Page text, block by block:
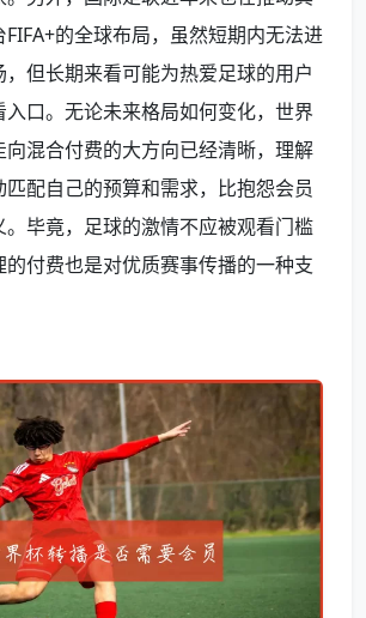
FIFA+的全球布局，虽然短期内无法进
但长期来看可能为热爱足球的用户
口。无论未来格局如何变化，世界
混合付费的大方向已经清晰，理解
配自己的预算和需求，比抱怨会员
。毕竟，足球的激情不应被观看门槛
的付费也是对优质赛事传播的一种支